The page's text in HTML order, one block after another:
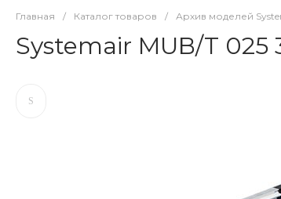
Главная / Каталог товаров / Архив моделей
Systemair MUB/T 025